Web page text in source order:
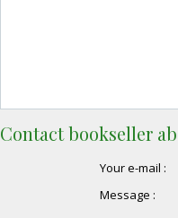
Contact bookseller
Your e-mail :
Message :